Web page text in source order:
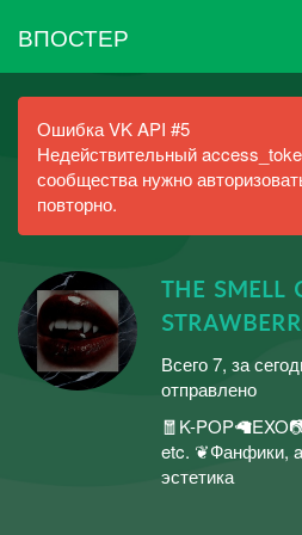
ВПОСТЕР
Ошибка VK API #5
Недействительный
сообщества нужно
повторно.
ᴛʜᴇ sᴍᴇʟʟ
Всего 7, за
отправлено
🧧K-
etc. ❦︎Фанфики,
эстетика